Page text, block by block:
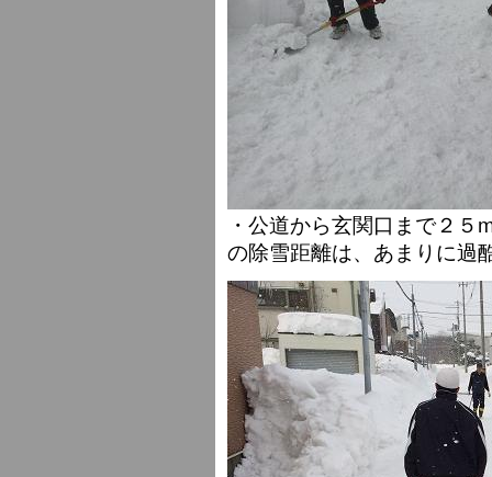
・公道から玄関口まで２
の除雪距離は、あまりに過